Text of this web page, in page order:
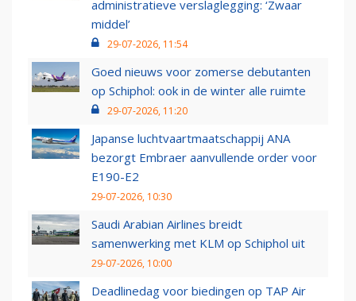
administratieve verslaglegging: ‘Zwaar
middel’
29-07-2026, 11:54
Goed nieuws voor zomerse debutanten
op Schiphol: ook in de winter alle ruimte
29-07-2026, 11:20
Japanse luchtvaartmaatschappij ANA
bezorgt Embraer aanvullende order voor
E190-E2
29-07-2026, 10:30
Saudi Arabian Airlines breidt
samenwerking met KLM op Schiphol uit
29-07-2026, 10:00
Deadlinedag voor biedingen op TAP Air